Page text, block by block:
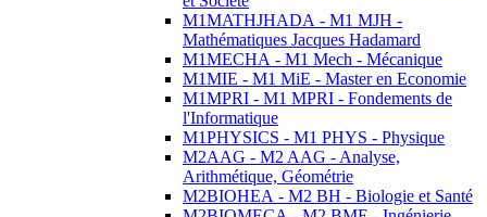
M1MATHJHADA - M1 MJH -
Mathématiques Jacques Hadamard
M1MECHA - M1 Mech - Mécanique
M1MIE - M1 MiE - Master en Economie
M1MPRI - M1 MPRI - Fondements de
l'Informatique
M1PHYSICS - M1 PHYS - Physique
M2AAG - M2 AAG - Analyse,
Arithmétique, Géométrie
M2BIOHEA - M2 BH - Biologie et Santé